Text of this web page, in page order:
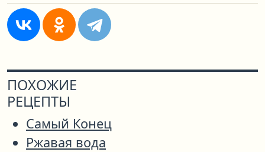
ПОХОЖИЕ
РЕЦЕПТЫ
Самый Конец
Ржавая вода